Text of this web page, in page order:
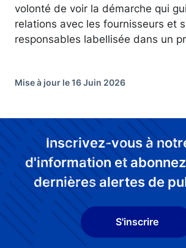
volonté de voir la démarche qui
relations avec les fournisseurs et
responsables labellisée dans un
Mise à jour le 16 Juin 2026
Inscrivez-vous à
d'information et
dernières alertes de
S'inscrire